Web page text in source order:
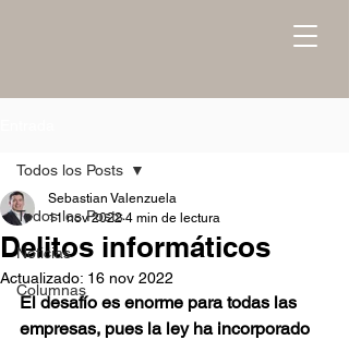
Todos los Posts
Noticias
Columnas
Todos los Posts
Delitos informáticos
Sebastian Valenzuela
11 nov 2022 4 min de lectura
Actualizado: 16 nov 2022
El desafío es enorme para todas las
empresas, pues la ley ha incorporado